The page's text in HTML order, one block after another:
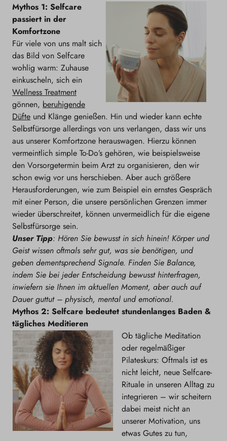
Mythos 1: Selfcare
passiert in der
Komfortzone
Für viele von uns malt sich
das Bild von Selfcare
wohlig warm: Zuhause
einkuscheln, sich ein
Wellness Treatment
gönnen, beruhigende
Düfte und Klänge genießen. Hin und wieder kann echte
Selbstfürsorge allerdings von uns verlangen, dass wir uns
aus unserer Komfortzone herauswagen. Hierzu können
vermeintlich simple To-Do’s gehören, wie beispielsweise
den Vorsorgetermin beim Arzt zu organisieren, den wir
schon ewig vor uns herschieben. Aber auch größere
Herausforderungen, wie zum Beispiel ein ernstes Gespräch
mit einer Person, die unsere persönlichen Grenzen immer
wieder überschreitet, können unvermeidlich für die eigene
Selbstfürsorge sein.
Unser Tipp: Hören Sie bewusst in sich hinein! Körper und
Geist wissen oftmals sehr gut, was sie benötigen, und
geben dementsprechend Signale. Finden Sie Balance,
indem Sie bei jeder Entscheidung bewusst hinterfragen,
inwiefern sie Ihnen im aktuellen Moment, aber auch auf
Dauer guttut – physisch, mental und emotional.
Mythos 2: Selfcare bedeutet stundenlanges Baden &
tägliches Meditieren
Ob tägliche Meditation
oder regelmäßiger
Pilateskurs: Oftmals ist es
nicht leicht, neue Selfcare-
Rituale in unseren Alltag zu
integrieren – wir scheitern
dabei meist nicht an
unserer Motivation, uns
etwas Gutes zu tun,